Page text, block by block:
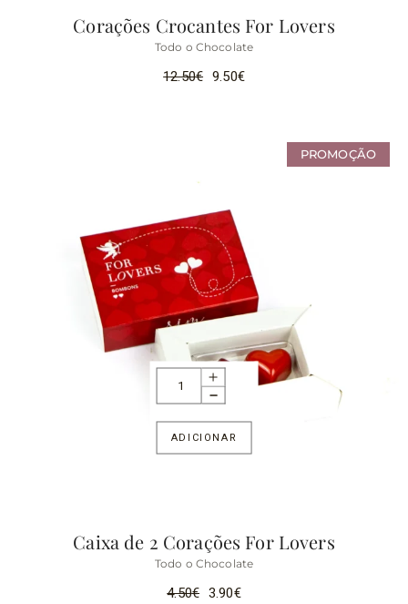
Corações Crocantes For Lovers
Todo o Chocolate
12.50€ 9.50€
PROMOÇÃO
ADICIONAR
Caixa de 2 Corações For Lovers
Todo o Chocolate
4.50€ 3.90€